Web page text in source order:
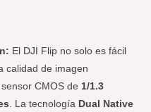
El DJI Flip no solo es fácil
calidad de imagen
CMOS de1/1.3
. La tecnología Dual Native